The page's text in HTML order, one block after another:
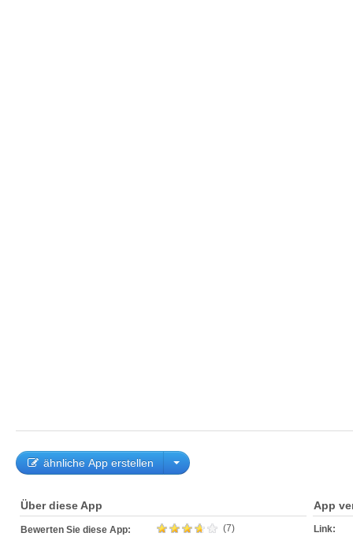
ähnliche App erstellen
Über diese App
Bewerten Sie diese App: (7)
App
Link: